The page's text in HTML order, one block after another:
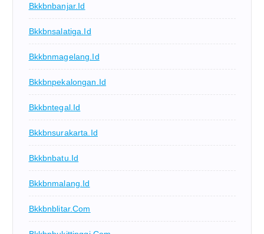
Bkkbnbanjar.id
Bkkbnsalatiga.id
Bkkbnmagelang.id
Bkkbnpekalongan.id
Bkkbntegal.id
Bkkbnsurakarta.id
Bkkbnbatu.id
Bkkbnmalang.id
Bkkbnblitar.com